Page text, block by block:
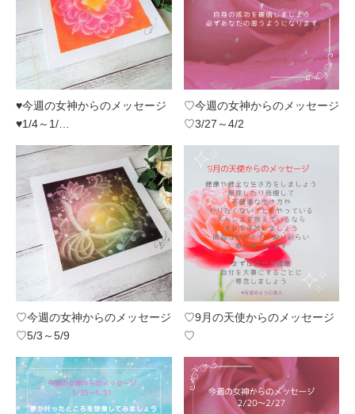
♥今週の女神からのメッセージ
♥1/4～1/…
♡今週の女神からのメッセージ
♡3/27～4/2
♡今週の女神からのメッセージ
♡5/3～5/9
♡9月の天使からのメッセージ
♡